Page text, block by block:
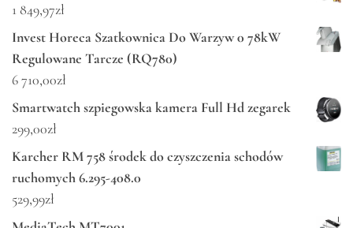
1 849,97zł
Invest Horeca Szatkownica Do Warzyw 0 78kW
Regulowane Tarcze (RQ780)
6 710,00zł
Smartwatch szpiegowska kamera Full Hd zegarek
299,00zł
Karcher RM 758 środek do czyszczenia schodów
ruchomych 6.295-408.0
529,99zł